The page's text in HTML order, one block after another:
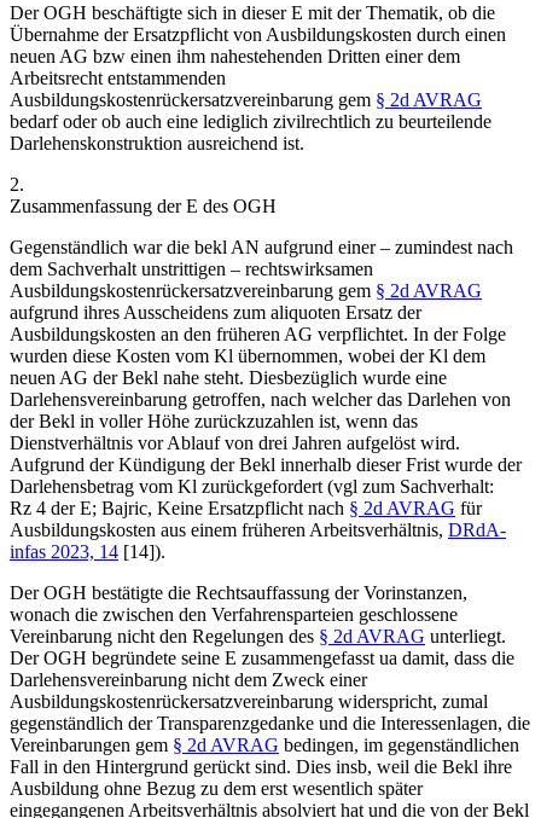
Der OGH beschäftigte sich in dieser E mit der Thematik, ob die
Übernahme der Ersatzpflicht von Ausbildungskosten durch einen
neuen AG bzw einen ihm nahestehenden Dritten einer dem
Arbeitsrecht entstammenden
Ausbildungskostenrückersatzvereinbarung gem § 2d AVRAG
bedarf oder ob auch eine lediglich zivilrechtlich zu beurteilende
Darlehenskonstruktion ausreichend ist.
2.
Zusammenfassung der E des OGH
Gegenständlich war die bekl AN aufgrund einer – zumindest nach
dem Sachverhalt unstrittigen – rechtswirksamen
Ausbildungskostenrückersatzvereinbarung gem § 2d AVRAG
aufgrund ihres Ausscheidens zum aliquoten Ersatz der
Ausbildungskosten an den früheren AG verpflichtet. In der Folge
wurden diese Kosten vom Kl übernommen, wobei der Kl dem
neuen AG der Bekl nahe steht. Diesbezüglich wurde eine
Darlehensvereinbarung getroffen, nach welcher das Darlehen von
der Bekl in voller Höhe zurückzuzahlen ist, wenn das
Dienstverhältnis vor Ablauf von drei Jahren aufgelöst wird.
Aufgrund der Kündigung der Bekl innerhalb dieser Frist wurde der
Darlehensbetrag vom Kl zurückgefordert (vgl zum Sachverhalt:
Rz 4 der E; Bajric, Keine Ersatzpflicht nach § 2d AVRAG für
Ausbildungskosten aus einem früheren Arbeitsverhältnis, DRdA-
infas 2023, 14 [14]).
Der OGH bestätigte die Rechtsauffassung der Vorinstanzen,
wonach die zwischen den Verfahrensparteien geschlossene
Vereinbarung nicht den Regelungen des § 2d AVRAG unterliegt.
Der OGH begründete seine E zusammengefasst ua damit, dass die
Darlehensvereinbarung nicht dem Zweck einer
Ausbildungskostenrückersatzvereinbarung widerspricht, zumal
gegenständlich der Transparenzgedanke und die Interessenlagen, die
Vereinbarungen gem § 2d AVRAG bedingen, im gegenständlichen
Fall in den Hintergrund gerückt sind. Dies insb, weil die Bekl ihre
Ausbildung ohne Bezug zu dem erst wesentlich später
eingegangenen Arbeitsverhältnis absolviert hat und die von der Bekl